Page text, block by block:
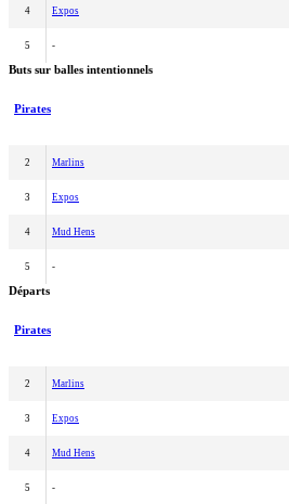
4 Expos
5 -
Buts sur balles intentionnels
Pirates
2 Marlins
3 Expos
4 Mud Hens
5 -
Départs
Pirates
2 Marlins
3 Expos
4 Mud Hens
5 -